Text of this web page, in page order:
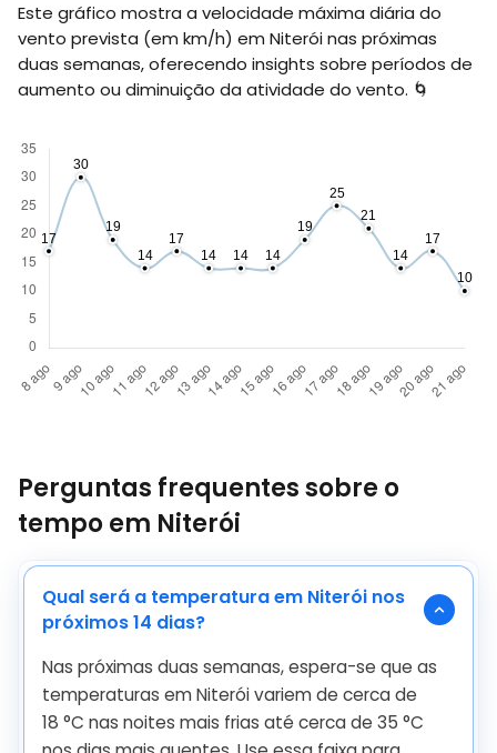
Este gráfico mostra a velocidade máxima diária do
vento prevista (em km/h) em Niterói nas próximas
duas semanas, oferecendo insights sobre períodos de
aumento ou diminuição da atividade do vento. 🌀
Perguntas frequentes sobre o
tempo em Niterói
Qual será a temperatura em Niterói nos
próximos 14 dias?
Nas próximas duas semanas, espera-se que as
temperaturas em Niterói variem de cerca de
18 °C nas noites mais frias até cerca de 35 °C